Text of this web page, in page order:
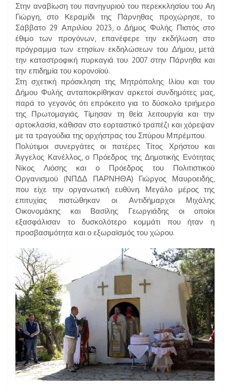
Στην αναβίωση του πανηγυριού του περεκκλησίου του Αη
Γιώργη, στο Κεραμίδι της Πάρνηθας προχώρησε, το
Σάββατο 29 Απριλίου 2023, ο Δήμος Φυλής. Πιστός στο
έθιμο των προγόνων, επανέφερε την εκδήλωση στο
πρόγραμμα των ετησίων εκδηλώσεων του Δήμου, μετά
την καταστροφική πυρκαγιά του 2007 στην Πάρνηθα και
την επιδημία του κορονοϊού.
Στη σχετική πρόσκληση της Μητρόπολης Ιλίου και του
Δήμου Φυλής ανταποκρίθηκαν αρκετοί συνδημότες μας,
παρά το γεγονός ότι επρόκειτο για το δύσκολο τριήμερο
της Πρωτομαγιάς. Τίμησαν τη θεία λειτουργία και την
αρτοκλασία, κάθισαν στο εορταστικό τραπέζι και χόρεψαν
με τα τραγούδια της ορχήστρας του Σπύρου Μπρέμπου.
Πολύτιμοι συνεργάτες οι πατέρες Τίτος Χρήστου και
Άγγελος Κανέλλος, ο Πρόεδρος της Δημοτικής Ενότητας
Νίκος Λιόσης και ο Πρόεδρος του Πολιτιστικού
Οργανισμού (ΝΠΔΔ ΠΑΡΝΗΘΑ) Γιώργος Μαυροειδής,
που είχε την οργανωτική ευθύνη. Μεγάλο μέρος της
επιτυχίας πιστώθηκαν οι Αντιδήμαρχοι Μιχάλης
Οικονομάκης και Βασίλης Γεωργιάδης οι οποίοι
εξασφάλισαν το δυσκολότερο κομμάτι που ήταν η
προσβασιμότητα και ο εξωραϊσμός του χώρου.